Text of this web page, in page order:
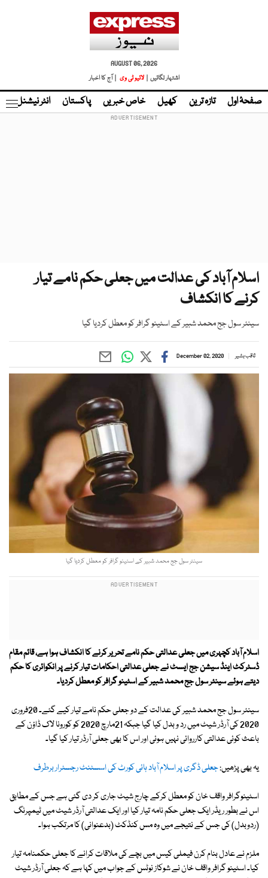
AUGUST 06, 2026
اشتہار لگائیں |
لائیو ٹی وی | آج کا اخبار
صفحۂ اول تازہ ترین کھیل خاص خبریں پاکستان انٹر نیشنل
اسلام آباد کی عدالت میں جعلی حکم نامے تیار
کرنے کا انکشاف
سینئر سول جج محمد شبیر کے اسٹینو گرافر کو معطل کردیا گیا
ثاقب بشیر December 02, 2020
سینئر سول جج محمد شبیر کے اسٹینو گرافر کو معطل کردیا گیا
اسلام آباد کچہری میں جعلی عدالتی حکم نامے تحریر کرنے کا انکشاف ہوا ہے، قائم مقام
ڈسٹرکٹ اینڈ سیشن جج ایسٹ نے جعلی عدالتی احکامات تیار کرنے پر انکوائری کا حکم
دیتے ہوئے سینئر سول جج محمد شبیر کے اسٹینو گرافر کو معطل کردیا۔
سینئر سول جج محمد شبیر کی عدالت کے دو جعلی حکم نامے تیار کیے گئے۔ 20فروری
2020 کی آرڈر شیٹ میں رد و بدل کیا گیا جبکہ 21مارچ 2020 کو کورونا لاک ڈاؤن کے
باعث کوئی عدالتی کارروائی نہیں ہوئی اور اس کا بھی جعلی آرڈر تیار کیا گیا۔
یہ بھی پڑھیں:جعلی ڈگری پر اسلام آباد ہائی کورٹ کی اسسٹنٹ رجسٹرار برطرف
اسٹینوگرافر واقف خان کو معطل کرکے چارج شیٹ جاری کر دی گئی ہے جس کے مطابق
اس نے بطور ریڈر ایک جعلی حکم نامہ تیار کیا اور ایک عدالتی آرڈر شیٹ میں ٹیمپرنگ
(ردوبدل) کی جس کے نتیجے میں وہ مس کنڈکٹ (بدعنوانی) کا مرتکب ہوا۔
ملزم نے عادل بنام کرن فیملی کیس میں بچے کی ملاقات کرانے کا جعلی حکمنامہ تیار
کیا۔ اسٹینو گرافر واقف خان نے شوکاز نوٹس کے جواب میں کہا ہے کہ جعلی آرڈر شیٹ